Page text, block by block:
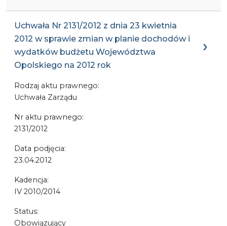
Uchwała Nr 2131/2012 z dnia 23 kwietnia
2012 w sprawie zmian w planie dochodów i
wydatków budżetu Województwa
Opolskiego na 2012 rok
Rodzaj aktu prawnego:
Uchwała Zarządu
Nr aktu prawnego:
2131/2012
Data podjęcia:
23.04.2012
Kadencja:
IV 2010/2014
Status:
Obowiązujący